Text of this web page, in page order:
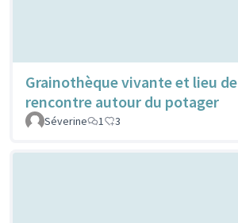
Grainothèque vivante et lieu de
rencontre autour du potager
Séverine
1 3